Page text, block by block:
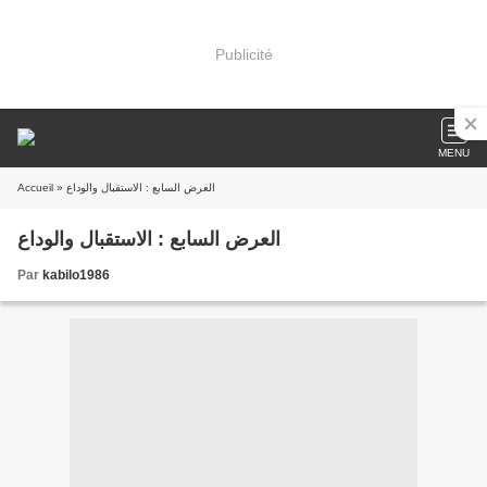
Publicité
MENU
Accueil » العرض السابع : الاستقبال والوداع
العرض السابع : الاستقبال والوداع
Par kabilo1986